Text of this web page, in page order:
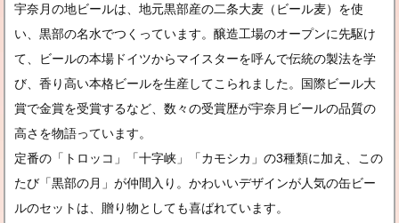
宇奈月の地ビールは、地元黒部産の二条大麦（ビール麦）を使
い、黒部の名水でつくっています。醸造工場のオープンに先駆け
て、ビールの本場ドイツからマイスターを呼んで伝統の製法を学
び、香り高い本格ビールを生産してこられました。国際ビール大
賞で金賞を受賞するなど、数々の受賞歴が宇奈月ビールの品質の
高さを物語っています。
定番の「トロッコ」「十字峡」「カモシカ」の3種類に加え、この
たび「黒部の月」が仲間入り。かわいいデザインが人気の缶ビー
ルのセットは、贈り物としても喜ばれています。